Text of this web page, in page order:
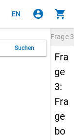
EN account_circle shopping_cart
Suchen
Frage 3
Fra
ge
3:
Fra
ge
bo